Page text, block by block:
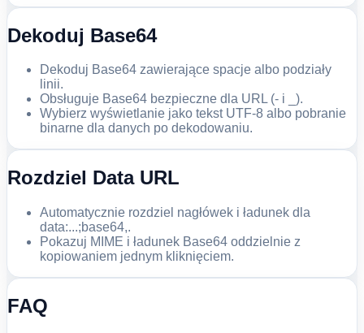
Dekoduj Base64
Dekoduj Base64 zawierające spacje albo podziały
linii.
Obsługuje Base64 bezpieczne dla URL (- i _).
Wybierz wyświetlanie jako tekst UTF-8 albo pobranie
binarne dla danych po dekodowaniu.
Rozdziel Data URL
Automatycznie rozdziel nagłówek i ładunek dla
data:...;base64,.
Pokazuj MIME i ładunek Base64 oddzielnie z
kopiowaniem jednym kliknięciem.
FAQ